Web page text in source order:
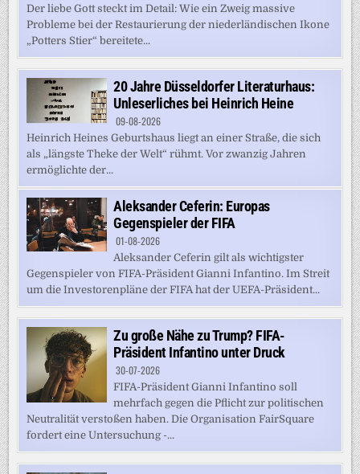
Der liebe Gott steckt im Detail: Wie ein Zweig massive
Probleme bei der Restaurierung der niederländischen Ikone
„Potters Stier“ bereitete...
20 Jahre Düsseldorfer Literaturhaus:
Unleserliches bei Heinrich Heine
09-08-2026
Heinrich Heines Geburtshaus liegt an einer Straße, die sich
als „längste Theke der Welt“ rühmt. Vor zwanzig Jahren
ermöglichte der...
Aleksander Ceferin: Europas
Gegenspieler der FIFA
01-08-2026
Aleksander Ceferin gilt als wichtigster
Gegenspieler von FIFA-Präsident Gianni Infantino. Im Streit
um die Investorenpläne der FIFA hat der UEFA-Präsident...
Zu große Nähe zu Trump? FIFA-
Präsident Infantino unter Druck
30-07-2026
FIFA-Präsident Gianni Infantino soll
mehrfach gegen die Pflicht zur politischen
Neutralität verstoßen haben. Die Organisation FairSquare
fordert eine Untersuchung -...